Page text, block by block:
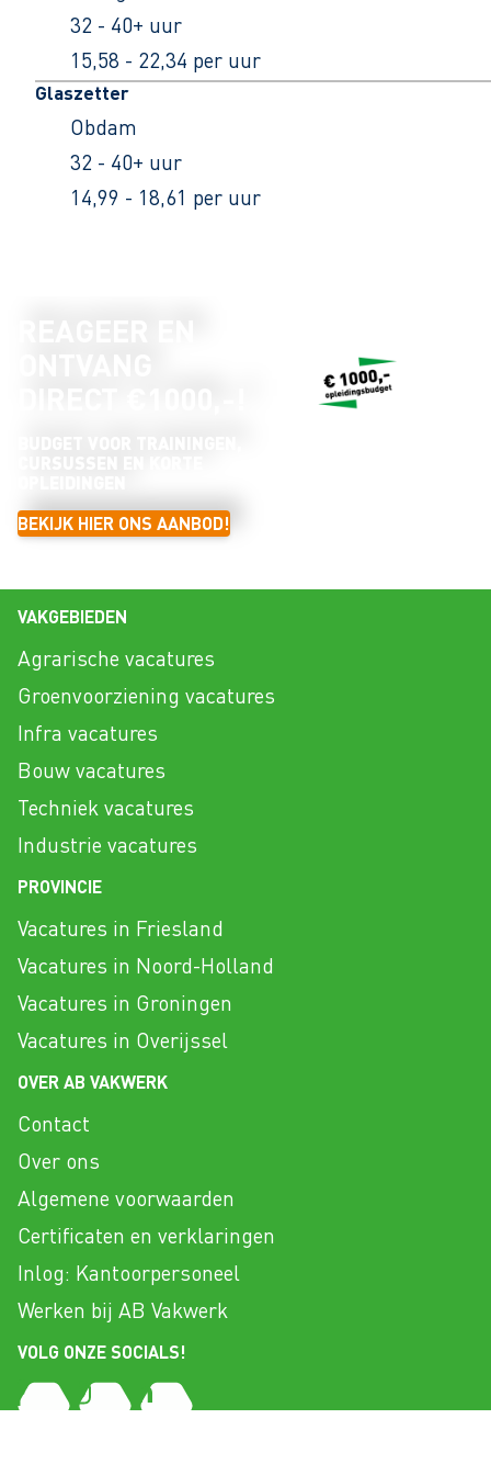
32 - 40+ uur
15,58 - 22,34 per uur
Glaszetter
Obdam
32 - 40+ uur
14,99 - 18,61 per uur
BEKIJK HIER ONS AANBOD!
VAKGEBIEDEN
Agrarische vacatures
Groenvoorziening vacatures
Infra vacatures
Bouw vacatures
Techniek vacatures
Industrie vacatures
PROVINCIE
Vacatures in Friesland
Vacatures in Noord-Holland
Vacatures in Groningen
Vacatures in Overijssel
OVER AB VAKWERK
Contact
Over ons
Algemene voorwaarden
Certificaten en verklaringen
Inlog: Kantoorpersoneel
Werken bij AB Vakwerk
VOLG ONZE SOCIALS!